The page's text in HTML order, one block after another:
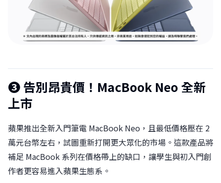
❸ 告別昂貴價！MacBook Neo 全新
上市
蘋果推出全新入門筆電 MacBook Neo，且最低價格壓在 2
萬元台幣左右，試圖重新打開更大眾化的市場。這款產品將
補足 MacBook 系列在價格帶上的缺口，讓學生與初入門創
作者更容易進入蘋果生態系。